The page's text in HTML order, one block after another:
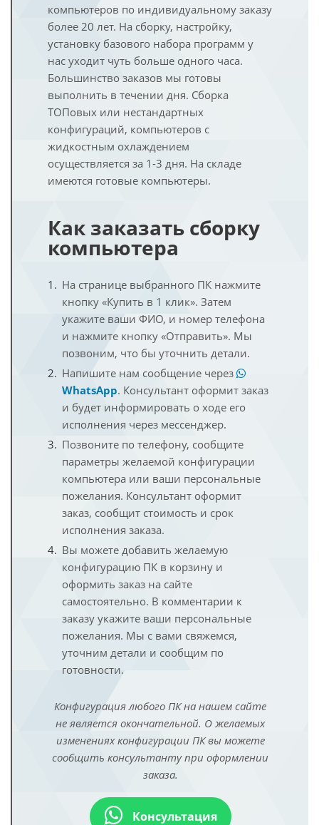
компьютеров по индивидуальному заказу
более 20 лет. На сборку, настройку,
установку базового набора программ у
нас уходит чуть больше одного часа.
Большинство заказов мы готовы
выполнить в течении дня. Сборка
ТОПовых или нестандартных
конфигураций, компьютеров с
жидкостным охлаждением
осуществляется за 1-3 дня. На складе
имеются готовые компьютеры.
Как заказать сборку
компьютера
На странице выбранного ПК нажмите
кнопку «Купить в 1 клик». Затем
укажите ваши ФИО, и номер телефона
и нажмите кнопку «Отправить». Мы
позвоним, что бы уточнить детали.
Напишите нам сообщение через
WhatsApp. Консультант оформит заказ
и будет информировать о ходе его
исполнения через мессенджер.
Позвоните по телефону, сообщите
параметры желаемой конфигурации
компьютера или ваши персональные
пожелания. Консультант оформит
заказ, сообщит стоимость и срок
исполнения заказа.
Вы можете добавить желаемую
конфигурацию ПК в корзину и
оформить заказ на сайте
самостоятельно. В комментарии к
заказу укажите ваши персональные
пожелания. Мы с вами свяжемся,
уточним детали и сообщим по
готовности.
Конфигурация любого ПК на нашем сайте
не является окончательной. О желаемых
изменениях конфигурации ПК вы можете
сообщить консультанту при оформлении
заказа.
Консультация